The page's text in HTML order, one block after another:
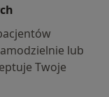
lub
Twoje